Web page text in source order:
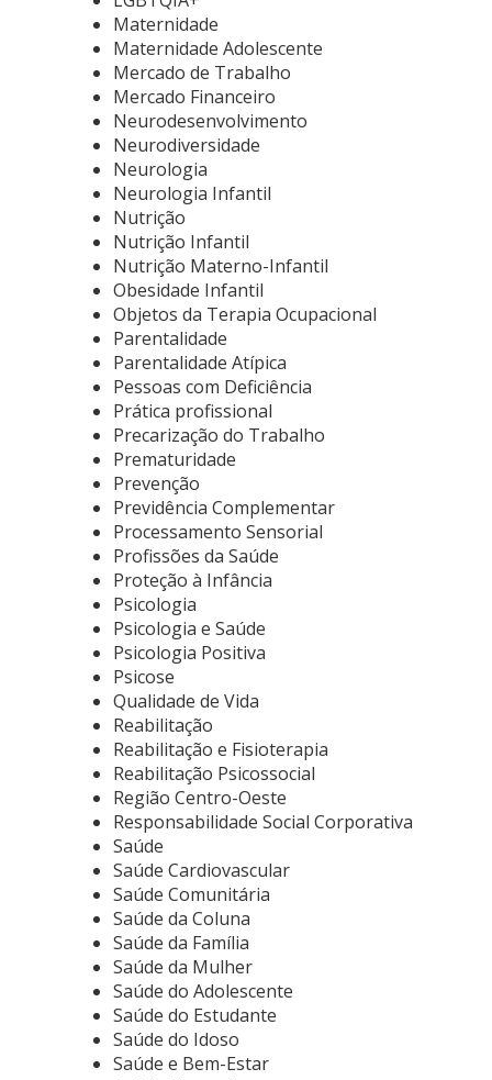
Maternidade
Maternidade Adolescente
Mercado de Trabalho
Mercado Financeiro
Neurodesenvolvimento
Neurodiversidade
Neurologia
Neurologia Infantil
Nutrição
Nutrição Infantil
Nutrição Materno-Infantil
Obesidade Infantil
Objetos da Terapia Ocupacional
Parentalidade
Parentalidade Atípica
Pessoas com Deficiência
Prática profissional
Precarização do Trabalho
Prematuridade
Prevenção
Previdência Complementar
Processamento Sensorial
Profissões da Saúde
Proteção à Infância
Psicologia
Psicologia e Saúde
Psicologia Positiva
Psicose
Qualidade de Vida
Reabilitação
Reabilitação e Fisioterapia
Reabilitação Psicossocial
Região Centro-Oeste
Responsabilidade Social Corporativa
Saúde
Saúde Cardiovascular
Saúde Comunitária
Saúde da Coluna
Saúde da Família
Saúde da Mulher
Saúde do Adolescente
Saúde do Estudante
Saúde do Idoso
Saúde e Bem-Estar